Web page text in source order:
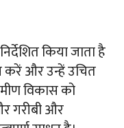
किया जाता है
करें और उन्हें उचित
विकास को
गरीबी और